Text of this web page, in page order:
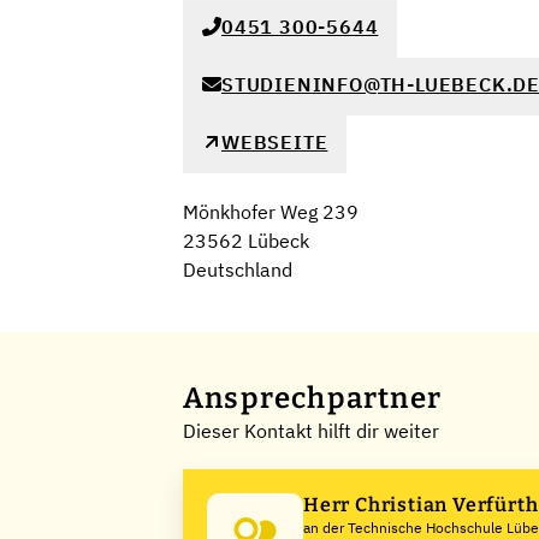
0451 300-5644
STUDIENINFO@TH-LUEBECK.DE
WEBSEITE
Mönkhofer Weg 239
23562 Lübeck
Deutschland
Ansprechpartner
Dieser Kontakt hilft dir weiter
Herr Christian
an der Technische Hochschule